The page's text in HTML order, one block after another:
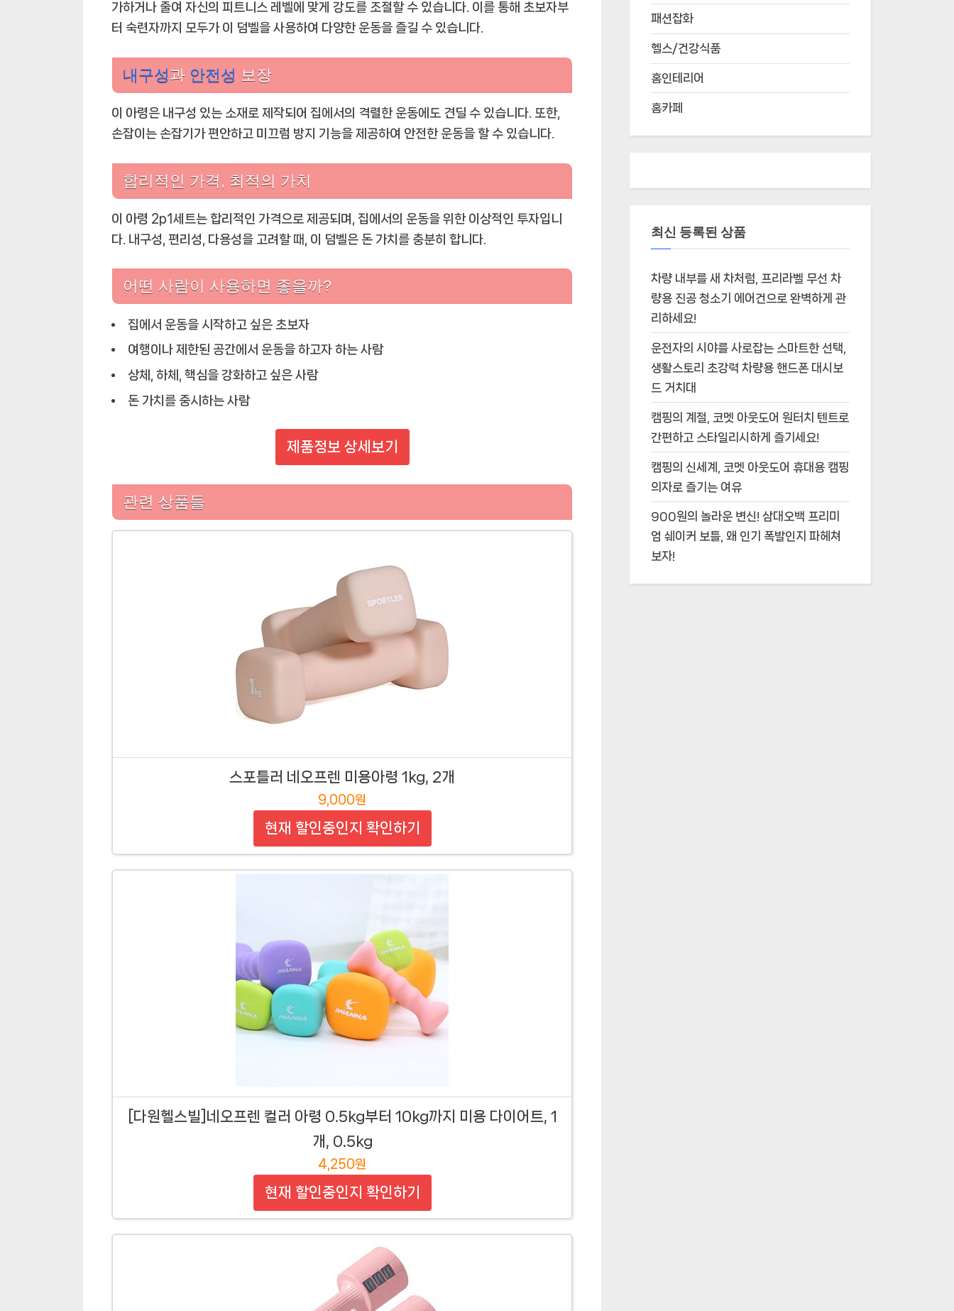
가하거나 줄여 자신의 피트니스 레벨에 맞게 강도를 조절할 수 있습니다. 이를 통해 초보자부
터 숙련자까지 모두가 이 덤벨을 사용하여 다양한 운동을 즐길 수 있습니다.
내구성과 안전성 보장
이 아령은 내구성 있는 소재로 제작되어 집에서의 격렬한 운동에도 견딜 수 있습니다. 또한,
손잡이는 손잡기가 편안하고 미끄럼 방지 기능을 제공하여 안전한 운동을 할 수 있습니다.
합리적인 가격, 최적의 가치
이 아령 2p1세트는 합리적인 가격으로 제공되며, 집에서의 운동을 위한 이상적인 투자입니
다. 내구성, 편리성, 다용성을 고려할 때, 이 덤벨은 돈 가치를 충분히 합니다.
어떤 사람이 사용하면 좋을까?
집에서 운동을 시작하고 싶은 초보자
여행이나 제한된 공간에서 운동을 하고자 하는 사람
상체, 하체, 핵심을 강화하고 싶은 사람
돈 가치를 중시하는 사람
제품정보 상세보기
관련 상품들
스포틀러 네오프렌 미용아령 1kg, 2개
9,000원
현재 할인중인지 확인하기
[다원헬스빌]네오프렌 컬러 아령 0.5kg부터 10kg까지 미용 다이어트, 1
개, 0.5kg
4,250원
현재 할인중인지 확인하기
패션잡화
헬스/건강식품
홈인테리어
홈카페
최신 등록된 상품
차량 내부를 새 차처럼, 프리라벨 무선 차
량용 진공 청소기 에어건으로 완벽하게 관
리하세요!
운전자의 시야를 사로잡는 스마트한 선택,
생활스토리 초강력 차량용 핸드폰 대시보
드 거치대
캠핑의 계절, 코멧 아웃도어 원터치 텐트로
간편하고 스타일리시하게 즐기세요!
캠핑의 신세계, 코멧 아웃도어 휴대용 캠핑
의자로 즐기는 여유
900원의 놀라운 변신! 삼대오백 프리미
엄 쉐이커 보틀, 왜 인기 폭발인지 파헤쳐
보자!